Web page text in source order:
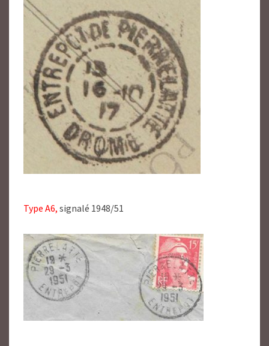
Type A6, signalé 1948/51